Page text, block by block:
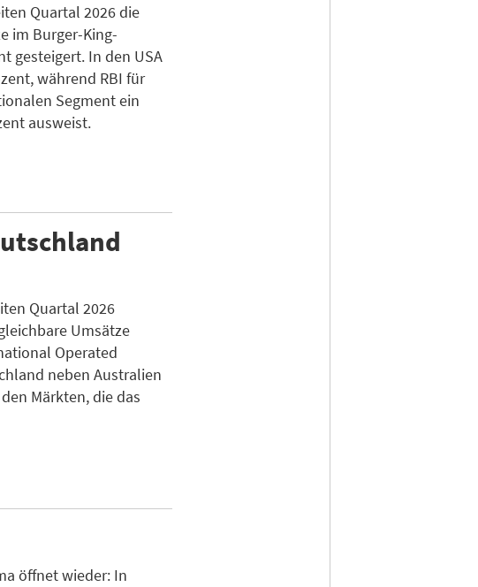
Quartal 2026 die
im Burger-King-
gesteigert. In den USA
während RBI für
Segment ein
ausweist.
Quartal 2026
Umsätze
Operated
neben Australien
Märkten, die das
öffnet wieder: In